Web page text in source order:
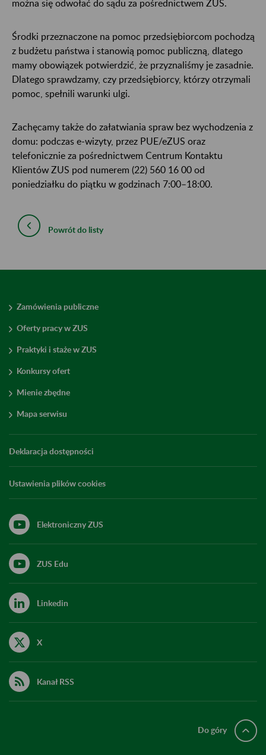
można się odwołać do sądu za pośrednictwem ZUS.
Środki przeznaczone na pomoc przedsiębiorcom pochodzą
z budżetu państwa i stanowią pomoc publiczną, dlatego
mamy obowiązek potwierdzić, że przyznaliśmy je zasadnie.
Dlatego sprawdzamy, czy przedsiębiorcy, którzy otrzymali
pomoc, spełnili warunki ulgi.
Zachęcamy także do załatwiania spraw bez wychodzenia z
domu: podczas e-wizyty, przez PUE/eZUS oraz
telefonicznie za pośrednictwem Centrum Kontaktu
Klientów ZUS pod numerem (22) 560 16 00 od
poniedziałku do piątku w godzinach 7:00–18:00.
Powrót do listy
Zamówienia publiczne
Oferty pracy w ZUS
Praktyki i staże w ZUS
Konkursy ofert
Mienie zbędne
Mapa serwisu
Deklaracja dostępności
Ustawienia plików cookies
Elektroniczny ZUS
ZUS Edu
Linkedin
X
Kanał RSS
Do góry